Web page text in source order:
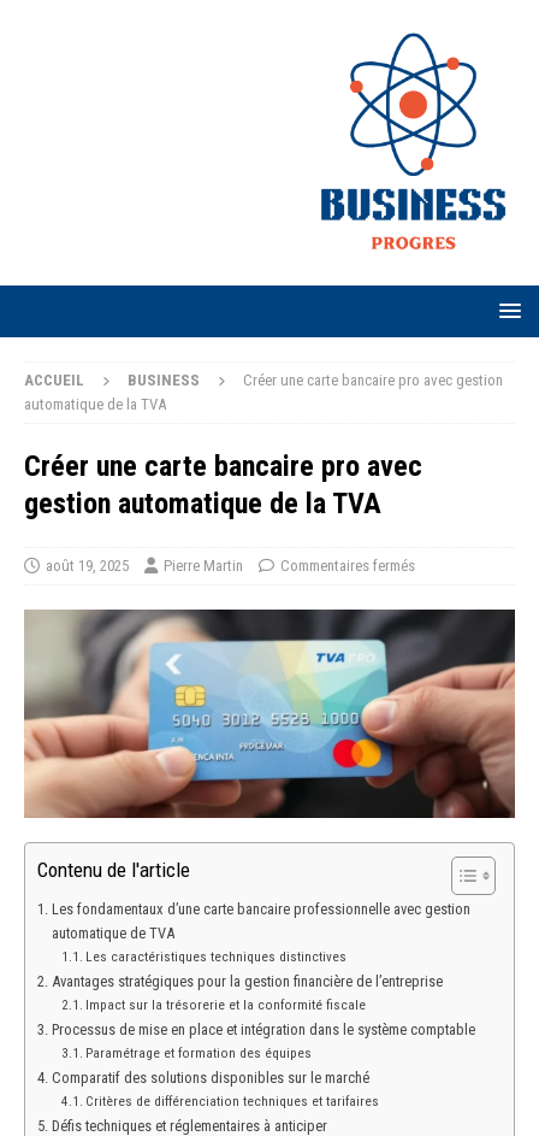
ACCUEIL BUSINESS
Créer une carte bancaire pro avec gestion
automatique de la TVA
Créer une carte bancaire pro avec
gestion automatique de la TVA
août 19, 2025 Pierre Martin Commentaires fermés
Contenu de l'article
Les fondamentaux d’une carte bancaire professionnelle avec gestion
automatique de TVA
Les caractéristiques techniques distinctives
Avantages stratégiques pour la gestion financière de l’entreprise
Impact sur la trésorerie et la conformité fiscale
Processus de mise en place et intégration dans le système comptable
Paramétrage et formation des équipes
Comparatif des solutions disponibles sur le marché
Critères de différenciation techniques et tarifaires
Défis techniques et réglementaires à anticiper